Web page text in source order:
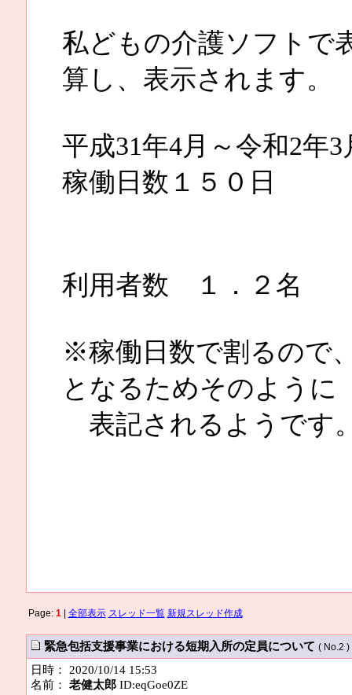
私どもの介護ソフトで
算し、表示されます。
平成31年4月～令和2年
稼働日数１５０日
利用者数 １．２名
※稼働日数で割るので
となるためそのように
表記されるようです
Page: 1| 全部表示 スレッド一覧 新規スレッド作成
緊急包括支援事業における短期入所の定員について ( No.2 )
日時： 2020/10/14 15:53
名前： 老健太郎ID:eqGoe0ZE